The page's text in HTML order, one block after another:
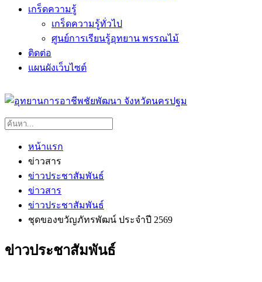
เกร็ดความรู้
เกร็ดความรู้ทั่วไป
ศูนย์การเรียนรู้อุทยาน พรรณไม้
ติดต่อ
แผนผังเว็บไซต์
หน้าแรก
ข่าวสาร
ข่าวประชาสัมพันธ์
ข่าวสาร
ข่าวประชาสัมพันธ์
ชุดของขวัญภัทรพัฒน์ ประจำปี 2569
ข่าวประชาสัมพันธ์